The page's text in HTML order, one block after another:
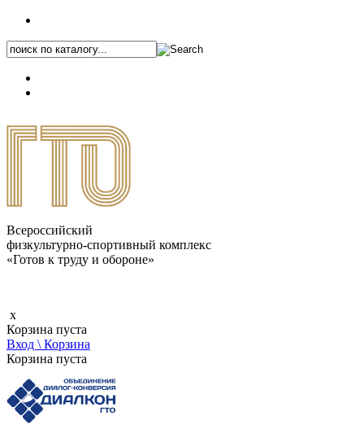
Всероссийский
физкультурно-спортивный комплекс
«Готов к труду и обороне»
x
Корзина пуста
Вход \ Корзина
Корзина пуста